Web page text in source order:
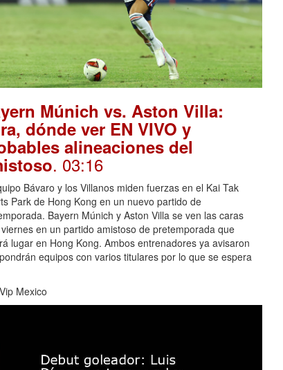
Múnich vs. Aston Villa:
dónde ver EN VIVO y
alineaciones del
. 03:16
Bávaro y los Villanos miden fuerzas en el Kai Tak
Park de Hong Kong en un nuevo partido de
Bayern Múnich y Aston Villa se ven las caras
en un partido amistoso de pretemporada que
lugar en Hong Kong. Ambos entrenadores ya avisaron
equipos con varios titulares por lo que se espera
Mexico